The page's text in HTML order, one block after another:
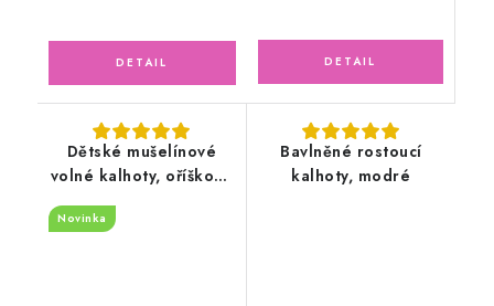
Dětské mušelínové
volné kalhoty, oříškové
Novinka
Bavlněné rostoucí
kalhoty, modré